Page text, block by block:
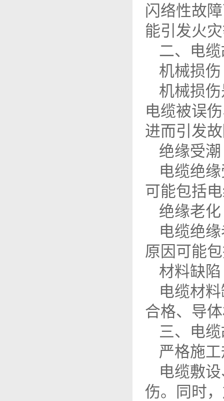
闪络性故
能引发火
二、电
机械损伤
机械损
电缆被误
进而引发
绝缘受潮
电缆绝
可能包括
绝缘老化
电缆绝
原因可能
材料缺陷
电缆材
合格、导
三、电
严格施
电缆敷
伤。同时